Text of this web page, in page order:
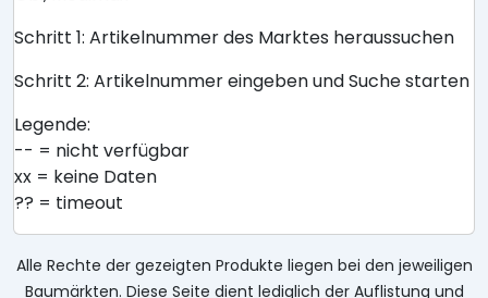
Schritt 1: Artikelnummer des Marktes heraussuchen
Schritt 2: Artikelnummer eingeben und Suche starten
Legende:
-- = nicht verfügbar
xx = keine Daten
?? = timeout
Alle Rechte der gezeigten Produkte liegen bei den jeweiligen
Baumärkten. Diese Seite dient lediglich der Auflistung und